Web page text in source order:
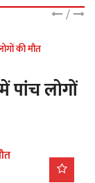
/
की मौत
पांच लोगों